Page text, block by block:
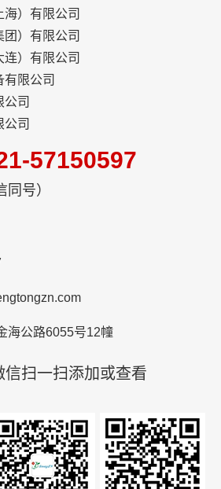
）有限公司
团）有限公司
）有限公司
有限公司
公司
公司
57150597
号）
海公路6055号12幢
信扫一扫添加或查看